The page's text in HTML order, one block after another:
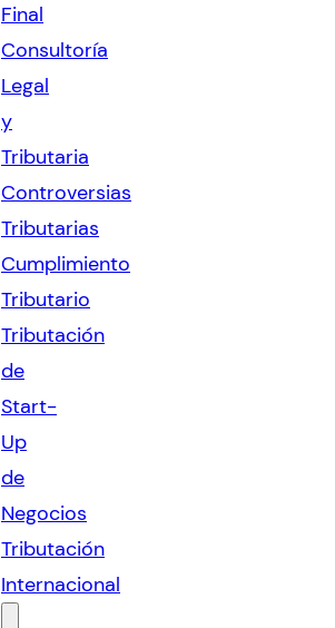
Final
Consultoría
Legal
y
Tributaria
Controversias
Tributarias
Cumplimiento
Tributario
Tributación
de
Start-
Up
de
Negocios
Tributación
Internacional